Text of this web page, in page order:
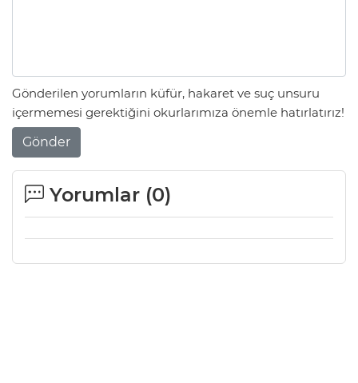
Gönderilen yorumların küfür, hakaret ve suç unsuru
içermemesi gerektiğini okurlarımıza önemle hatırlatırız!
Gönder
Yorumlar (0)